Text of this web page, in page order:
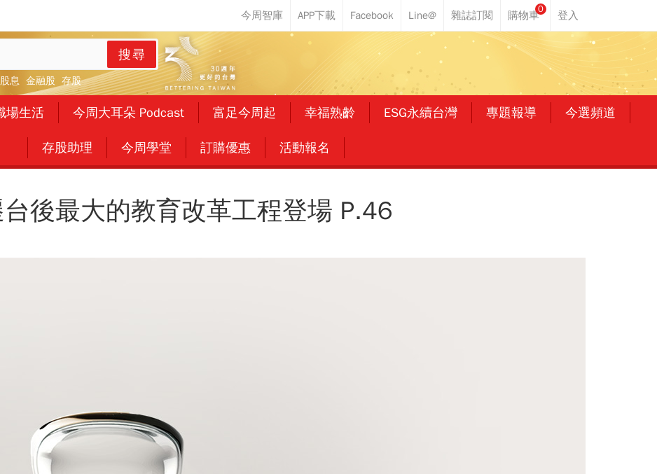
0
搜尋
息 金融股 存股
場生活 今周大耳朵 Podcast 富足今周起 幸福熟齡 ESG永續台灣 專題報導 今選頻道
存股助理 今周學堂 訂購優惠 活動報名
後最大的教育改革工程登場 P.46